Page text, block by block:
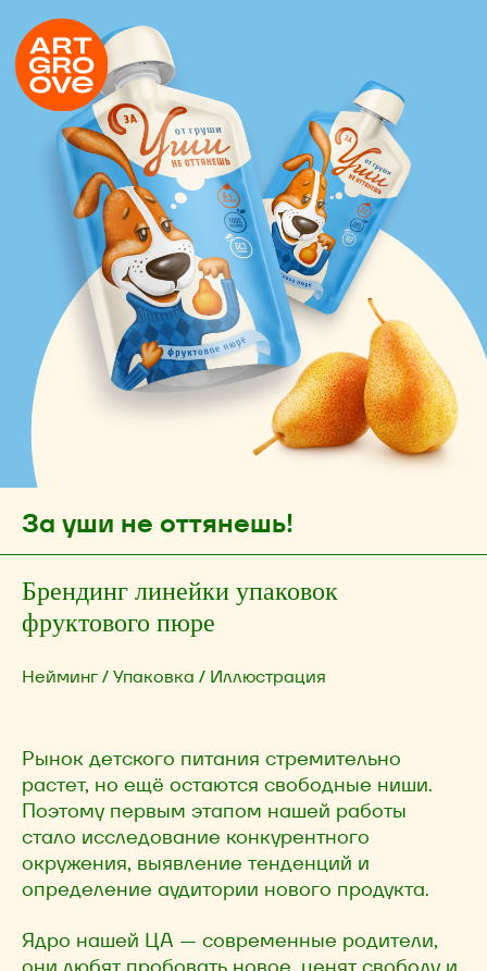
За уши не оттянешь!
Брендинг линейки упаковок
фруктового пюре
Нейминг / Упаковка / Иллюстрация
Рынок детского питания стремительно
растет, но ещё остаются свободные ниши.
Поэтому первым этапом нашей работы
стало исследование конкурентного
окружения, выявление тенденций и
определение аудитории нового продукта.
Ядро нашей ЦА — современные родители,